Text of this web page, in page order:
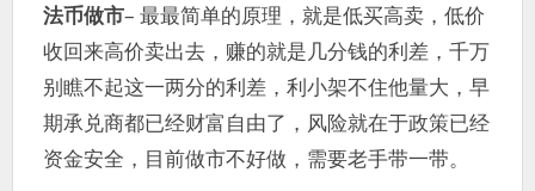
法币做市– 最最简单的原理，就是低买高卖，低价
收回来高价卖出去，赚的就是几分钱的利差，千万
别瞧不起这一两分的利差，利小架不住他量大，早
期承兑商都已经财富自由了，风险就在于政策已经
资金安全，目前做市不好做，需要老手带一带。